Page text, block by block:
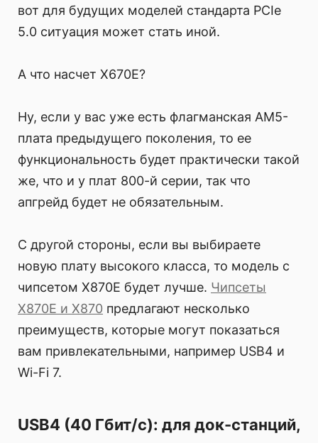
вот для будущих моделей стандарта PCIe
5.0 ситуация может стать иной.
А что насчет X670E?
Ну, если у вас уже есть флагманская AM5-
плата предыдущего поколения, то ее
функциональность будет практически такой
же, что и у плат 800-й серии, так что
апгрейд будет не обязательным.
С другой стороны, если вы выбираете
новую плату высокого класса, то модель с
чипсетом X870E будет лучше. Чипсеты
X870E и X870 предлагают несколько
преимуществ, которые могут показаться
вам привлекательными, например USB4 и
Wi-Fi 7.
USB4 (40 Гбит/с): для док-станций,